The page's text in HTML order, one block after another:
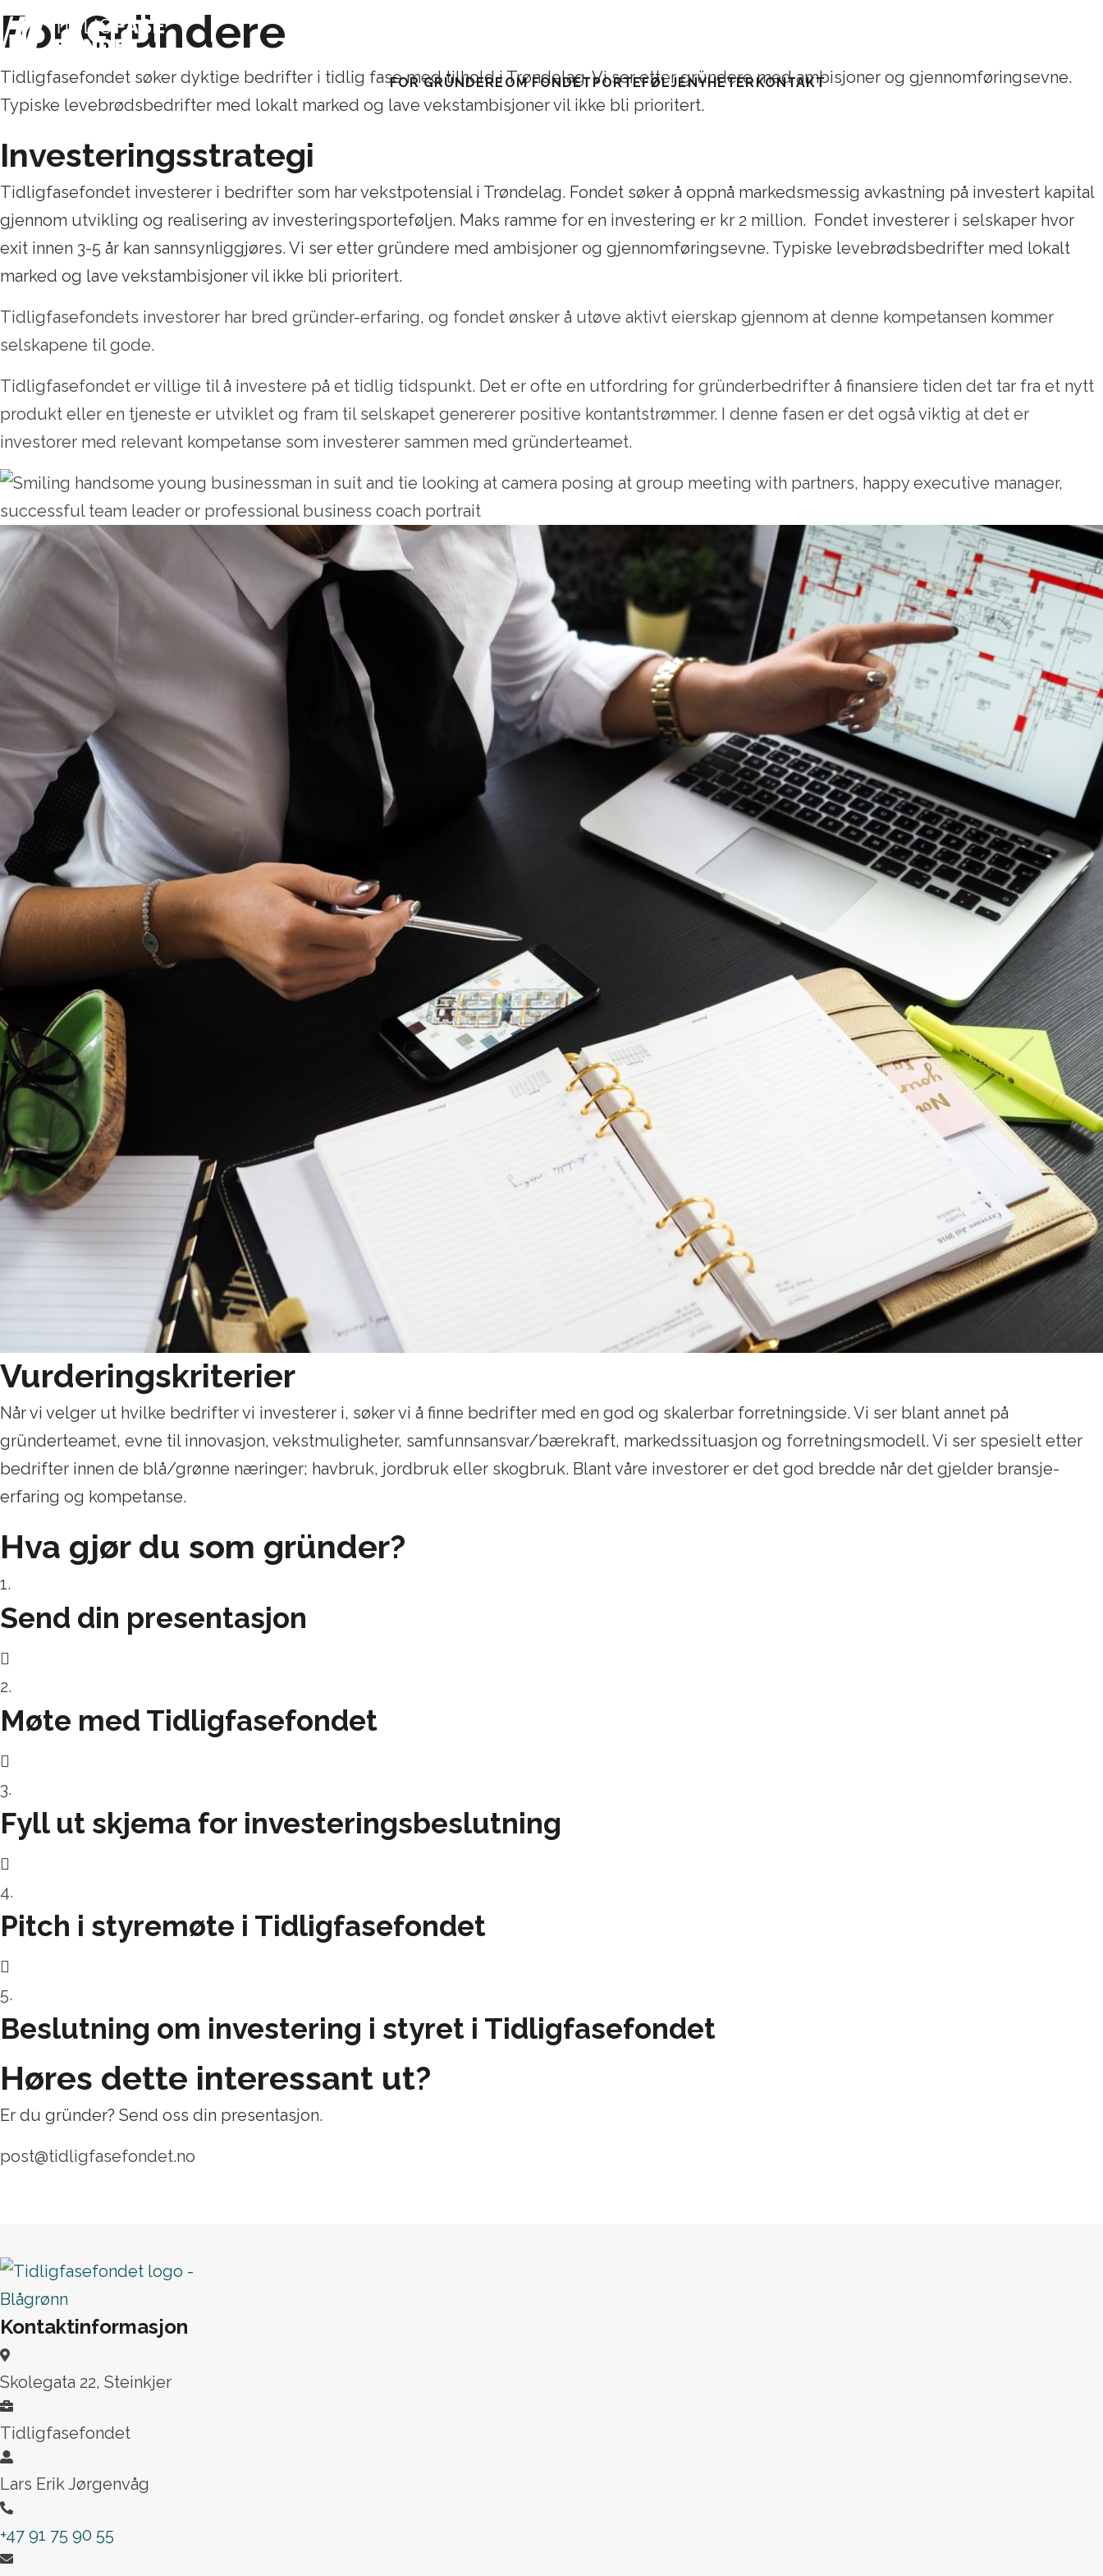
FOR GRÜNDERE OM FONDET PORTEFØLJENYHETERKONTAKT
For Gründere
Tidligfasefondet søker dyktige bedrifter i tidlig fase med tilhold i Trøndelag. Vi ser etter gründere med ambisjoner og gjennomføringsevne.
Typiske levebrødsbedrifter med lokalt marked og lave vekstambisjoner vil ikke bli prioritert.
Investeringsstrategi
Tidligfasefondet investerer i bedrifter som har vekstpotensial i Trøndelag. Fondet søker å oppnå markedsmessig avkastning på investert kapital
gjennom utvikling og realisering av investeringsporteføljen. Maks ramme for en investering er kr 2 million. Fondet investerer i selskaper hvor
exit innen 3-5 år kan sannsynliggjøres. Vi ser etter gründere med ambisjoner og gjennomføringsevne. Typiske levebrødsbedrifter med lokalt
marked og lave vekstambisjoner vil ikke bli prioritert.
Tidligfasefondets investorer har bred gründer-erfaring, og fondet ønsker å utøve aktivt eierskap gjennom at denne kompetansen kommer
selskapene til gode.
Tidligfasefondet er villige til å investere på et tidlig tidspunkt. Det er ofte en utfordring for gründerbedrifter å finansiere tiden det tar fra et nytt
produkt eller en tjeneste er utviklet og fram til selskapet genererer positive kontantstrømmer. I denne fasen er det også viktig at det er
investorer med relevant kompetanse som investerer sammen med gründerteamet.
Vurderingskriterier
Når vi velger ut hvilke bedrifter vi investerer i, søker vi å finne bedrifter med en god og skalerbar forretningside. Vi ser blant annet på
gründerteamet, evne til innovasjon, vekstmuligheter, samfunnsansvar/bærekraft, markedssituasjon og forretningsmodell. Vi ser spesielt etter
bedrifter innen de blå/grønne næringer; havbruk, jordbruk eller skogbruk. Blant våre investorer er det god bredde når det gjelder bransje-
erfaring og kompetanse.
Hva gjør du som gründer?
1.
Send din presentasjon
2.
Møte med Tidligfasefondet
3.
Fyll ut skjema for investeringsbeslutning
4.
Pitch i styremøte i Tidligfasefondet
5.
Beslutning om investering i styret i Tidligfasefondet
Høres dette interessant ut?
Er du gründer? Send oss din presentasjon.
post@tidligfasefondet.no
Kontaktinformasjon
Skolegata 22, Steinkjer
Tidligfasefondet
Lars Erik Jørgenvåg
+47 91 75 90 55